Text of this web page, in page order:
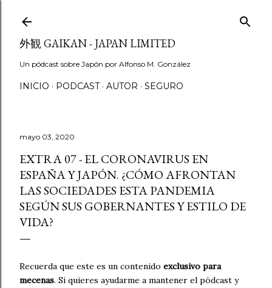
外観 GAIKAN - JAPAN LIMITED
Un pódcast sobre Japón por Alfonso M. González
INICIO PODCAST AUTOR SEGURO
mayo 03, 2020
EXTRA 07 - EL CORONAVIRUS EN
ESPAÑA Y JAPÓN. ¿CÓMO AFRONTAN
LAS SOCIEDADES ESTA PANDEMIA
SEGÚN SUS GOBERNANTES Y ESTILO DE
VIDA?
Recuerda que este es un contenido exclusivo para
mecenas. Si quieres ayudarme a mantener el pódcast y